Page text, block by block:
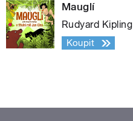
Mauglí
Rudyard Kipling
Koupit